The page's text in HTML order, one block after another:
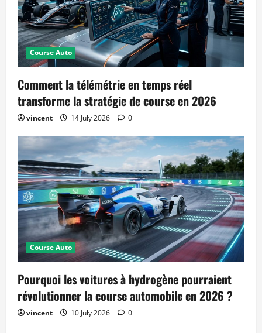
Course Auto
Comment la télémétrie en temps réel
transforme la stratégie de course en 2026
vincent 14 July 2026 0
Course Auto
Pourquoi les voitures à hydrogène pourraient
révolutionner la course automobile en 2026 ?
vincent 10 July 2026 0